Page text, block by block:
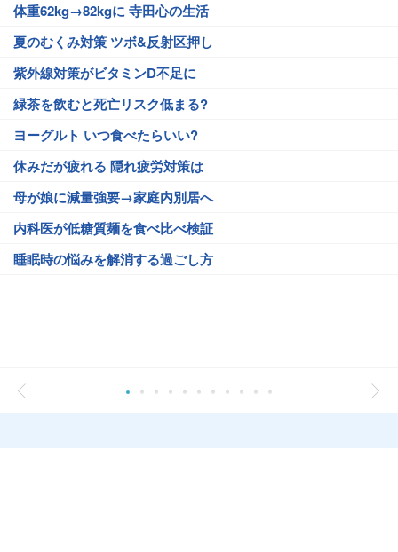
体重62kg→82kgに 寺田心の生活
夏のむくみ対策 ツボ&反射区押し
紫外線対策がビタミンD不足に
緑茶を飲むと死亡リスク低まる?
ヨーグルト いつ食べたらいい?
休みだが疲れる 隠れ疲労対策は
母が娘に減量強要→家庭内別居へ
内科医が低糖質麺を食べ比べ検証
睡眠時の悩みを解消する過ごし方